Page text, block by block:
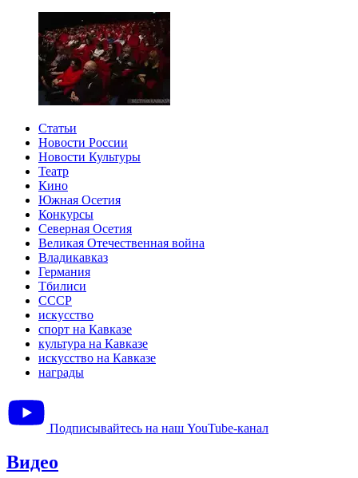
Статьи
Новости России
Новости Культуры
Театр
Кино
Южная Осетия
Конкурсы
Северная Осетия
Великая Отечественная война
Владикавказ
Германия
Тбилиси
СССР
искусство
спорт на Кавказе
культура на Кавказе
искусство на Кавказе
награды
Подписывайтесь на наш YouTube-канал
Видео